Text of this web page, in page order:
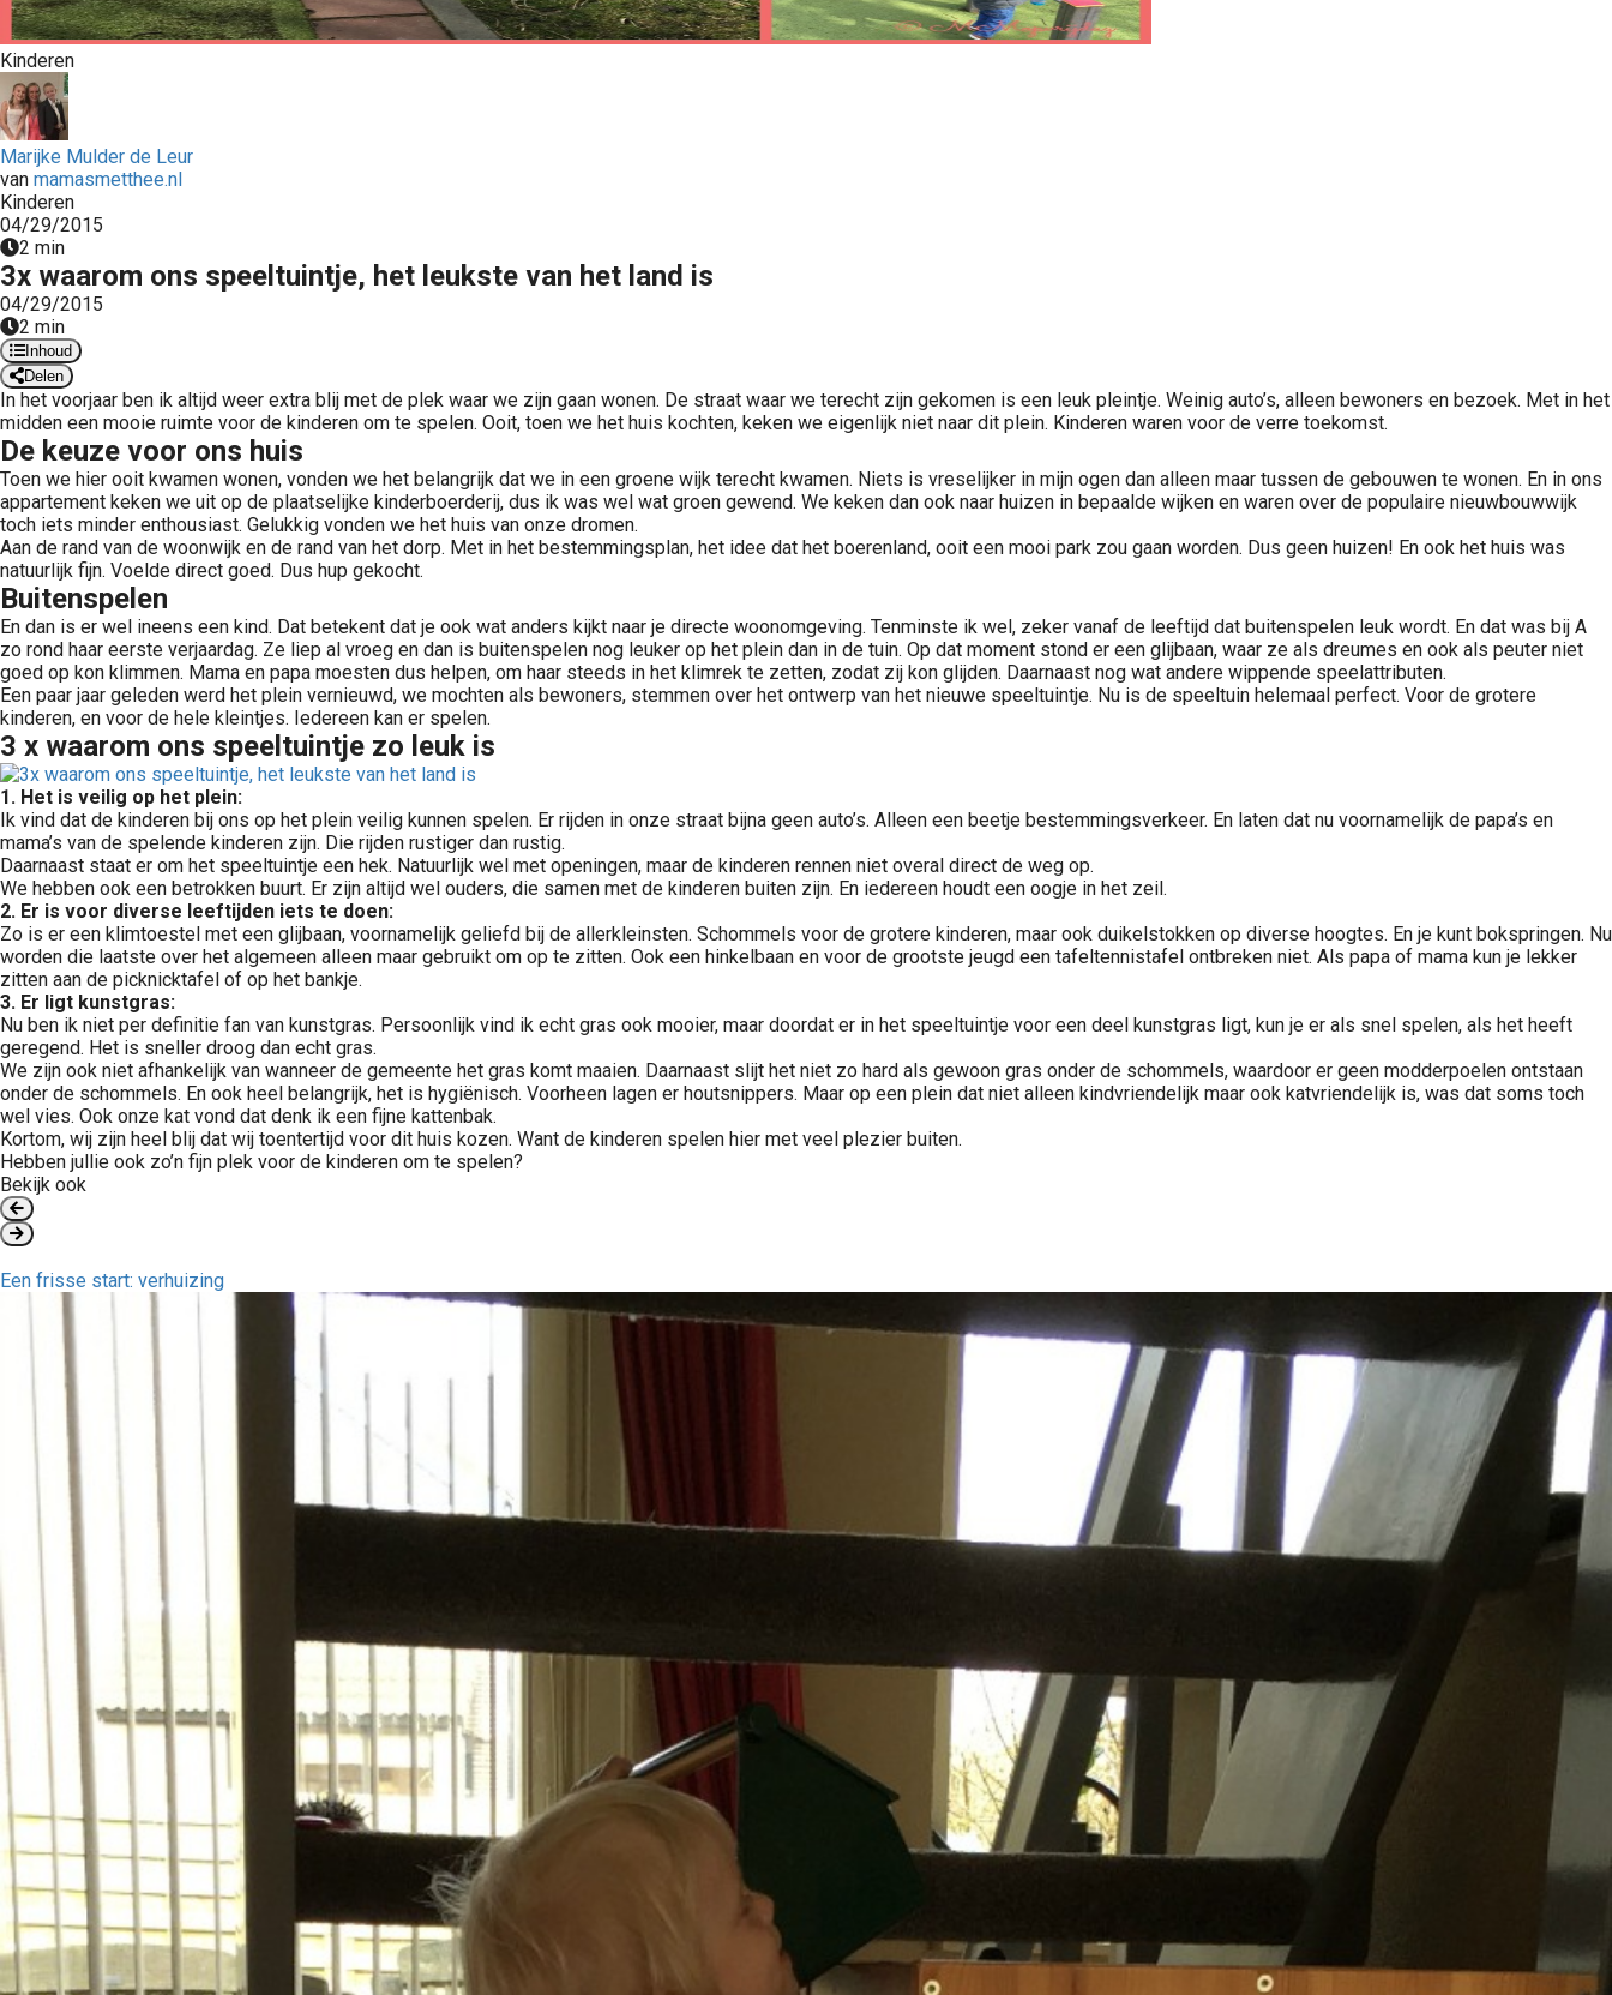
Kinderen
Marijke Mulder de Leur
van mamasmetthee.nl
Kinderen
04/29/2015
2 min
3x waarom ons speeltuintje, het leukste van het land is
04/29/2015
2 min
Inhoud
Delen
In het voorjaar ben ik altijd weer extra blij met de plek waar we zijn gaan wonen. De straat waar we terecht zijn gekomen is een leuk pleintje. Weinig auto’s, alleen bewoners en bezoek. Met in het
midden een mooie ruimte voor de kinderen om te spelen. Ooit, toen we het huis kochten, keken we eigenlijk niet naar dit plein. Kinderen waren voor de verre toekomst.
De keuze voor ons huis
Toen we hier ooit kwamen wonen, vonden we het belangrijk dat we in een groene wijk terecht kwamen. Niets is vreselijker in mijn ogen dan alleen maar tussen de gebouwen te wonen. En in ons
appartement keken we uit op de plaatselijke kinderboerderij, dus ik was wel wat groen gewend. We keken dan ook naar huizen in bepaalde wijken en waren over de populaire nieuwbouwwijk
toch iets minder enthousiast. Gelukkig vonden we het huis van onze dromen.
Aan de rand van de woonwijk en de rand van het dorp. Met in het bestemmingsplan, het idee dat het boerenland, ooit een mooi park zou gaan worden. Dus geen huizen! En ook het huis was
natuurlijk fijn. Voelde direct goed. Dus hup gekocht.
Buitenspelen
En dan is er wel ineens een kind. Dat betekent dat je ook wat anders kijkt naar je directe woonomgeving. Tenminste ik wel, zeker vanaf de leeftijd dat buitenspelen leuk wordt. En dat was bij A
zo rond haar eerste verjaardag. Ze liep al vroeg en dan is buitenspelen nog leuker op het plein dan in de tuin. Op dat moment stond er een glijbaan, waar ze als dreumes en ook als peuter niet
goed op kon klimmen. Mama en papa moesten dus helpen, om haar steeds in het klimrek te zetten, zodat zij kon glijden. Daarnaast nog wat andere wippende speelattributen.
Een paar jaar geleden werd het plein vernieuwd, we mochten als bewoners, stemmen over het ontwerp van het nieuwe speeltuintje. Nu is de speeltuin helemaal perfect. Voor de grotere
kinderen, en voor de hele kleintjes. Iedereen kan er spelen.
3 x waarom ons speeltuintje zo leuk is
1. Het is veilig op het plein:
Ik vind dat de kinderen bij ons op het plein veilig kunnen spelen. Er rijden in onze straat bijna geen auto’s. Alleen een beetje bestemmingsverkeer. En laten dat nu voornamelijk de papa’s en
mama’s van de spelende kinderen zijn. Die rijden rustiger dan rustig.
Daarnaast staat er om het speeltuintje een hek. Natuurlijk wel met openingen, maar de kinderen rennen niet overal direct de weg op.
We hebben ook een betrokken buurt. Er zijn altijd wel ouders, die samen met de kinderen buiten zijn. En iedereen houdt een oogje in het zeil.
2. Er is voor diverse leeftijden iets te doen:
Zo is er een klimtoestel met een glijbaan, voornamelijk geliefd bij de allerkleinsten. Schommels voor de grotere kinderen, maar ook duikelstokken op diverse hoogtes. En je kunt bokspringen. Nu
worden die laatste over het algemeen alleen maar gebruikt om op te zitten. Ook een hinkelbaan en voor de grootste jeugd een tafeltennistafel ontbreken niet. Als papa of mama kun je lekker
zitten aan de picknicktafel of op het bankje.
3. Er ligt kunstgras:
Nu ben ik niet per definitie fan van kunstgras. Persoonlijk vind ik echt gras ook mooier, maar doordat er in het speeltuintje voor een deel kunstgras ligt, kun je er als snel spelen, als het heeft
geregend. Het is sneller droog dan echt gras.
We zijn ook niet afhankelijk van wanneer de gemeente het gras komt maaien. Daarnaast slijt het niet zo hard als gewoon gras onder de schommels, waardoor er geen modderpoelen ontstaan
onder de schommels. En ook heel belangrijk, het is hygiënisch. Voorheen lagen er houtsnippers. Maar op een plein dat niet alleen kindvriendelijk maar ook katvriendelijk is, was dat soms toch
wel vies. Ook onze kat vond dat denk ik een fijne kattenbak.
Kortom, wij zijn heel blij dat wij toentertijd voor dit huis kozen. Want de kinderen spelen hier met veel plezier buiten.
Hebben jullie ook zo’n fijn plek voor de kinderen om te spelen?
Bekijk ook
Een frisse start: verhuizing